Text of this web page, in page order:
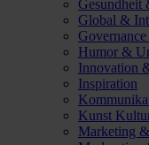
Gesundheit
Global &
Humor &
Innovation
Inspiration
Kunst
Marketing